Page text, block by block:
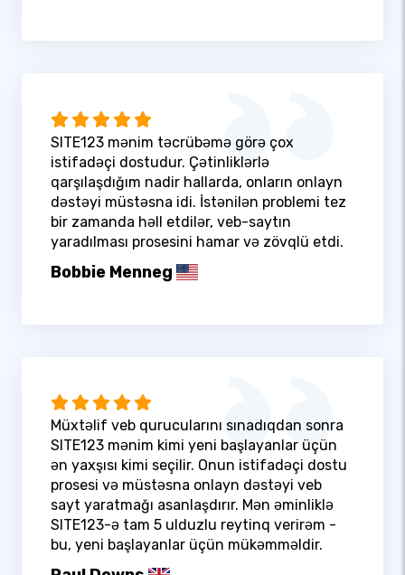
SITE123 mənim təcrübəmə görə çox
istifadəçi dostudur. Çətinliklərlə
qarşılaşdığım nadir hallarda, onların onlayn
dəstəyi müstəsna idi. İstənilən problemi tez
bir zamanda həll etdilər, veb-saytın
yaradılması prosesini hamar və zövqlü etdi.
Bobbie Menneg
Müxtəlif veb qurucularını sınadıqdan sonra
SITE123 mənim kimi yeni başlayanlar üçün
ən yaxşısı kimi seçilir. Onun istifadəçi dostu
prosesi və müstəsna onlayn dəstəyi veb
sayt yaratmağı asanlaşdırır. Mən əminliklə
SITE123-ə tam 5 ulduzlu reytinq verirəm -
bu, yeni başlayanlar üçün mükəmməldir.